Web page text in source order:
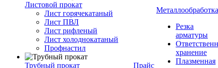
Листовой прокат
Лист горячекатаный
Лист ПВЛ
Лист рифленый
Лист холоднокатаный
Профнастил
Трубный прокат
Прайс
Металлообработка
Резка
арматуры
хранение
Плазменная